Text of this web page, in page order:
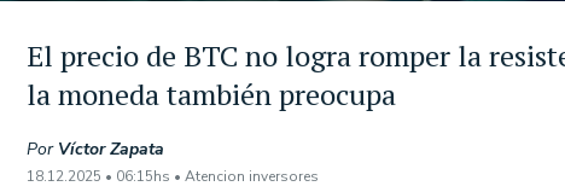
El precio de BTC no logra romper la
la moneda también preocupa
Por Víctor Zapata
18.12.2025 • 06:15hs • Atencion inversores